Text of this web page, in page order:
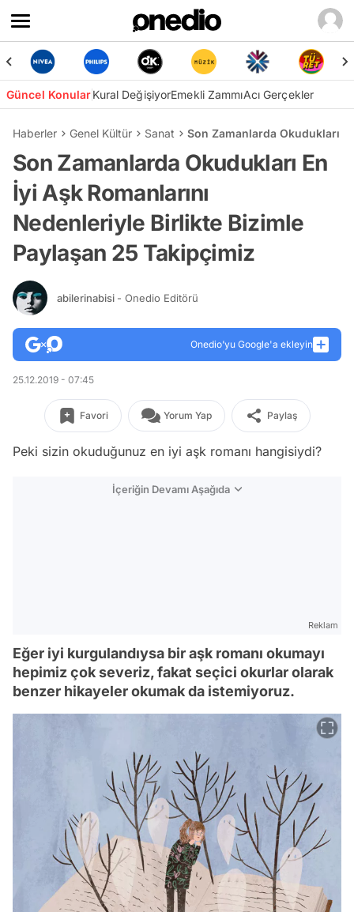
Güncel KonularKural DeğişiyorEmekli ZammıAcı Gerçekler
Haberler Genel Kültür Sanat Son Zamanlarda Okudukları
Son Zamanlarda Okudukları En
İyi Aşk Romanlarını
Nedenleriyle Birlikte Bizimle
Paylaşan 25 Takipçimiz
abilerinabisi - Onedio Editörü
Onedio’yu Google'a ekleyin
25.12.2019 - 07:45
Favori Yorum Yap Paylaş
Peki sizin okuduğunuz en iyi aşk romanı hangisiydi?
İçeriğin Devamı Aşağıda
Reklam
Eğer iyi kurgulandıysa bir aşk romanı okumayı
hepimiz çok severiz, fakat seçici okurlar olarak
benzer hikayeler okumak da istemiyoruz.